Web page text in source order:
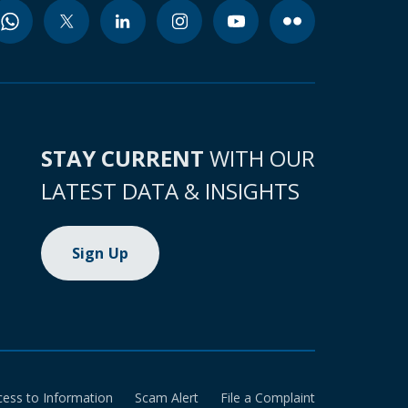
STAY CURRENT WITH OUR
LATEST DATA & INSIGHTS
Sign Up
to Information Scam Alert File a Complaint